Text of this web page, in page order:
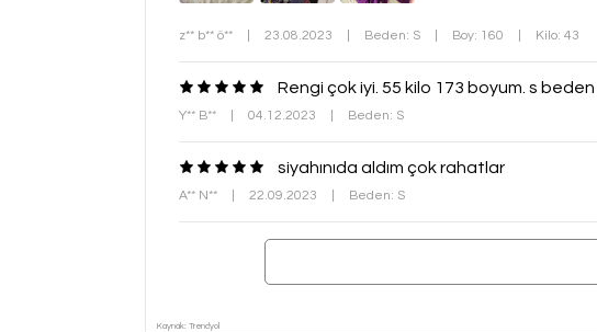
z** b** ö** 23.08.2023 Beden: S Boy: 160 Kilo: 43
Rengi çok iyi. 55 kilo 173 boyum. s beden
Y** B** 04.12.2023 Beden: S
siyahınıda aldım çok rahatlar
A** N** 22.09.2023 Beden: S
Kaynak: Trendyol